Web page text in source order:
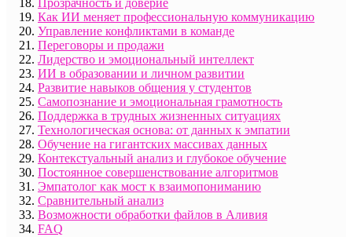
Прозрачность и доверие
Как ИИ меняет профессиональную коммуникацию
Управление конфликтами в команде
Переговоры и продажи
Лидерство и эмоциональный интеллект
ИИ в образовании и личном развитии
Развитие навыков общения у студентов
Самопознание и эмоциональная грамотность
Поддержка в трудных жизненных ситуациях
Технологическая основа: от данных к эмпатии
Обучение на гигантских массивах данных
Контекстуальный анализ и глубокое обучение
Постоянное совершенствование алгоритмов
Эмпатолог как мост к взаимопониманию
Сравнительный анализ
Возможности обработки файлов в Аливия
FAQ